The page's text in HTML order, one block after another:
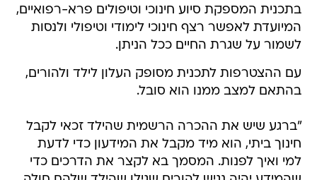
בתכנית המספקת סיוע חינוכי וטיפולים פרא-רפואיים,
המיועדת לאפשר רצף חינוכי לימודי וטיפולי ולנסות
לשמור על שגרת החיים ככל הניתן.
עם ההצטרפות לתכנית מסופק העלון לילד ולהורים,
בהתאם למצב ממנו הוא סובל.
"ברגע שיש את ההכרה הרשמית שהילד זכאי לקבל
חינוך ביתי, הוא מיד מקבל את המידעון כדי לדעת
למי ואיך לפנות. המסמך בא לקצר את הדרכים כדי